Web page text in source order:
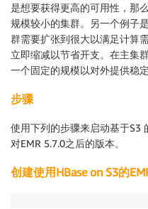
是想要获得更高的可用性，那
规模较小的集群。另一个例子
群需要扩张到很大以满足计算
立即缩减以节省开支。在主集
一个固定的规模以对外提供稳
步骤
使用下列的步骤来启动基于S3
对EMR 5.7.0之后的版本。
创建使用HBase on S3的